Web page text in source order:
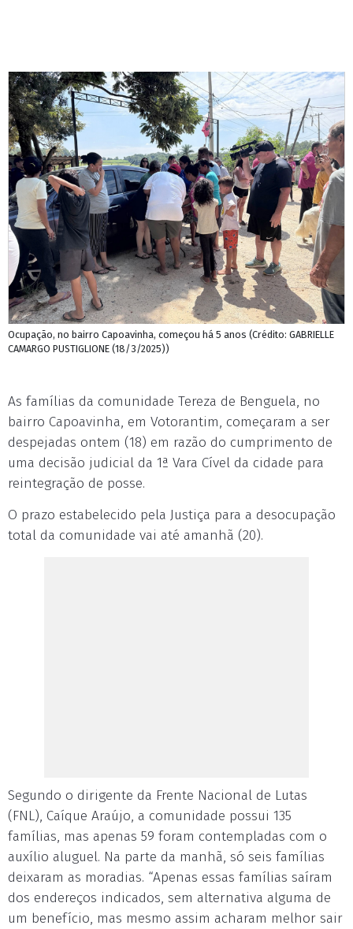
Ocupação, no bairro Capoavinha, começou há 5 anos (Crédito: GABRIELLE
CAMARGO PUSTIGLIONE (18/3/2025))
As famílias da comunidade Tereza de Benguela, no
bairro Capoavinha, em Votorantim, começaram a ser
despejadas ontem (18) em razão do cumprimento de
uma decisão judicial da 1ª Vara Cível da cidade para
reintegração de posse.
O prazo estabelecido pela Justiça para a desocupação
total da comunidade vai até amanhã (20).
Segundo o dirigente da Frente Nacional de Lutas
(FNL), Caíque Araújo, a comunidade possui 135
famílias, mas apenas 59 foram contempladas com o
auxílio aluguel. Na parte da manhã, só seis famílias
deixaram as moradias. “Apenas essas famílias saíram
dos endereços indicados, sem alternativa alguma de
um benefício, mas mesmo assim acharam melhor sair